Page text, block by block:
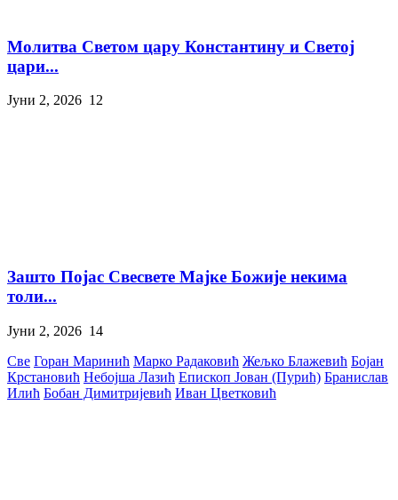
Молитва Светом цару Константину и Светој
цари...
Јуни 2, 2026 12
Зашто Појас Свесвете Мајке Божије некима
толи...
Јуни 2, 2026 14
Све Горан Маринић Марко Радаковић Жељко Блажевић Бојан
Крстановић Небојша Лазић Епископ Јован (Пурић) Бранислав
Илић Бобан Димитријевић Иван Цветковић